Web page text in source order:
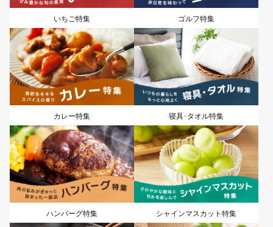
いちご特集 ゴルフ特集
カレー特集 寝具･タオル特集
ハンバーグ特集 シャインマスカット特集